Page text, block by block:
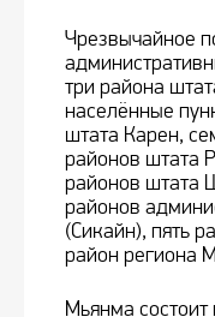
Чрезвычайное
три района
населённые
штата Карен,
районов штата
районов штата
районов
(Сикайн), пять
район региона
Мьянма